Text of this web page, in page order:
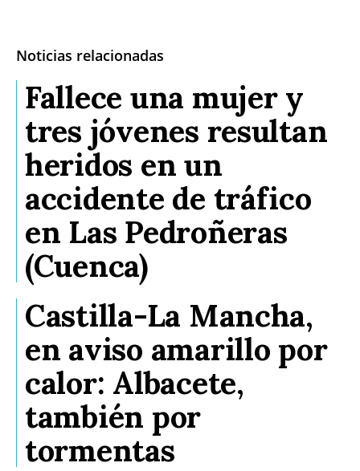
Noticias relacionadas
Fallece una mujer y
tres jóvenes resultan
heridos en un
accidente de tráfico
en Las Pedroñeras
(Cuenca)
Castilla-La Mancha,
en aviso amarillo por
calor: Albacete,
también por
tormentas